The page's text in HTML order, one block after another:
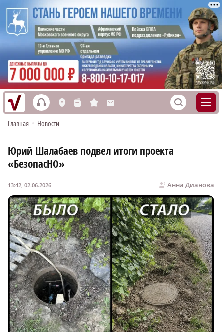
h L n s M S
Главная • Новости
Юрий Шалабаев подвел итоги проекта
«БезопасНО»
Анна Дианова
13:42, 02.06.2026